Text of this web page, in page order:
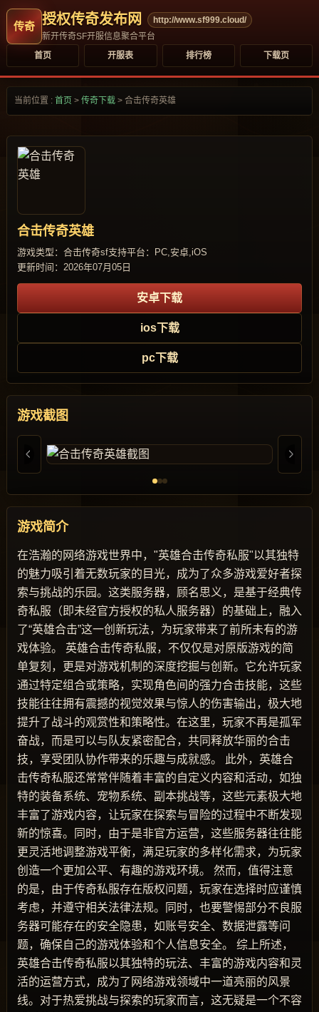
授权传奇发布网
http://www.sf999.cloud/
新开传奇SF开服信息聚合平台
首页
开服表 排行榜 下载页
当前位置 : 首页 > 传奇下载 > 合击传奇英雄
合击传奇英雄
游戏类型：合击传奇sf支持平台：PC,安卓,iOS
更新时间：2026年07月05日
安卓下载
ios下载
pc下载
游戏截图
游戏简介
在浩瀚的网络游戏世界中，"英雄合击传奇私服"以其独特
的魅力吸引着无数玩家的目光，成为了众多游戏爱好者探
索与挑战的乐园。这类服务器，顾名思义，是基于经典传
奇私服（即未经官方授权的私人服务器）的基础上，融入
了“英雄合击”这一创新玩法，为玩家带来了前所未有的游
戏体验。 英雄合击传奇私服，不仅仅是对原版游戏的简
单复刻，更是对游戏机制的深度挖掘与创新。它允许玩家
通过特定组合或策略，实现角色间的强力合击技能，这些
技能往往拥有震撼的视觉效果与惊人的伤害输出，极大地
提升了战斗的观赏性和策略性。在这里，玩家不再是孤军
奋战，而是可以与队友紧密配合，共同释放华丽的合击
技，享受团队协作带来的乐趣与成就感。 此外，英雄合
击传奇私服还常常伴随着丰富的自定义内容和活动，如独
特的装备系统、宠物系统、副本挑战等，这些元素极大地
丰富了游戏内容，让玩家在探索与冒险的过程中不断发现
新的惊喜。同时，由于是非官方运营，这些服务器往往能
更灵活地调整游戏平衡，满足玩家的多样化需求，为玩家
创造一个更加公平、有趣的游戏环境。 然而，值得注意
的是，由于传奇私服存在版权问题，玩家在选择时应谨慎
考虑，并遵守相关法律法规。同时，也要警惕部分不良服
务器可能存在的安全隐患，如账号安全、数据泄露等问
题，确保自己的游戏体验和个人信息安全。 综上所述，
英雄合击传奇私服以其独特的玩法、丰富的游戏内容和灵
活的运营方式，成为了网络游戏领域中一道亮丽的风景
线。对于热爱挑战与探索的玩家而言，这无疑是一个不容